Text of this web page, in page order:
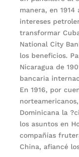
manera, en
intereses
transformar
National City
los beneficios.
Nicaragua de
bancaria
En 1916, por
Dominicana la
los asuntos en
compañías
China, afiancé